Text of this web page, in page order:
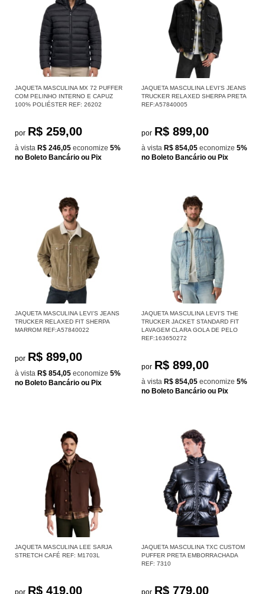
JAQUETA MASCULINA MX 72 PUFFER
COM PELINHO INTERNO E CAPUZ
100% POLIÉSTER REF: 26202
por R$ 259,00
à vista R$ 246,05 economize 5%
no Boleto Bancário ou Pix
JAQUETA MASCULINA LEVI'S JEANS
TRUCKER RELAXED SHERPA PRETA
REF:A57840005
por R$ 899,00
à vista R$ 854,05 economize 5%
no Boleto Bancário ou Pix
JAQUETA MASCULINA LEVI'S JEANS
TRUCKER RELAXED FIT SHERPA
MARROM REF:A57840022
por R$ 899,00
à vista R$ 854,05 economize 5%
no Boleto Bancário ou Pix
JAQUETA MASCULINA LEVI'S THE
TRUCKER JACKET STANDARD FIT
LAVAGEM CLARA GOLA DE PELO
REF:163650272
por R$ 899,00
à vista R$ 854,05 economize 5%
no Boleto Bancário ou Pix
JAQUETA MASCULINA LEE SARJA
STRETCH CAFÉ REF: M1703L
por R$ 419,00
JAQUETA MASCULINA TXC CUSTOM
PUFFER PRETA EMBORRACHADA
REF: 7310
por R$ 779,00